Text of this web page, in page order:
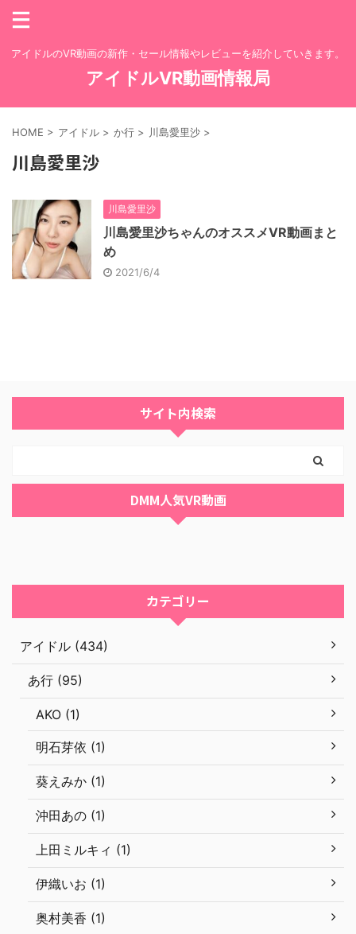
アイドルのVR動画の新作・セール情報やレビューを紹介していきます。
アイドルVR動画情報局
HOME > アイドル > か行 > 川島愛里沙 >
川島愛里沙
川島愛里沙
川島愛里沙ちゃんのオススメVR動画まと
め
2021/6/4
サイト内検索
DMM人気VR動画
カテゴリー
アイドル (434)
あ行 (95)
AKO (1)
明石芽依 (1)
葵えみか (1)
沖田あの (1)
上田ミルキィ (1)
伊織いお (1)
奥村美香 (1)